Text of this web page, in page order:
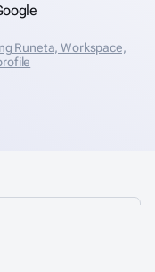
Runeta, Workspace,